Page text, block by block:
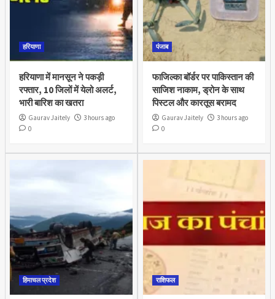
हरियाणा
हरियाणा में मानसून ने पकड़ी
रफ्तार, 10 जिलों में येलो अलर्ट,
भारी बारिश का खतरा
Gaurav Jaitely
3 hours ago
0
पंजाब
फाजिल्का बॉर्डर पर पाकिस्तान की
साजिश नाकाम, ड्रोन के साथ
पिस्टल और कारतूस बरामद
Gaurav Jaitely
3 hours ago
0
हिमाचल प्रदेश राशिफल